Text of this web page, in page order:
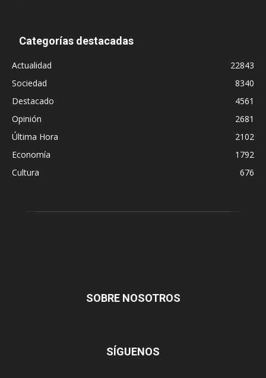
Categorías destacadas
Actualidad
22843
Sociedad
8340
Destacado
4561
Opinión
2681
Última Hora
2102
Economía
1792
Cultura
676
SOBRE NOSOTROS
SÍGUENOS